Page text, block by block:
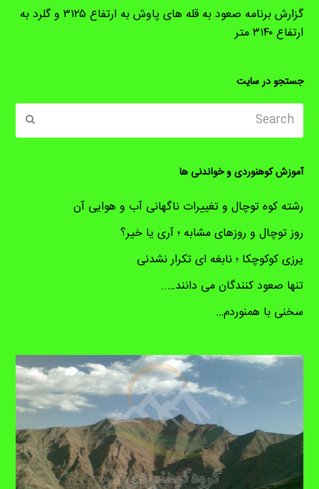
گزارش برنامه صعود به قله های پاوش به ارتفاع ۳۱۲۵ و گلرد به
ارتفاع ۳۱۴۰ متر
جستجو در سایت
Search
آموزش کوهنوردی و خواندنی ها
رشته کوه توچال و تغییرات ناگهانی آب و هوایی آن
روز توچال و روزهای مشابه ؛ آری یا خیر؟
یرزی کوکوچکا ؛ نابغه ای تکرار نشدنی
تنها صعود کنندگان می دانند…..
سخنی با همنوردم…